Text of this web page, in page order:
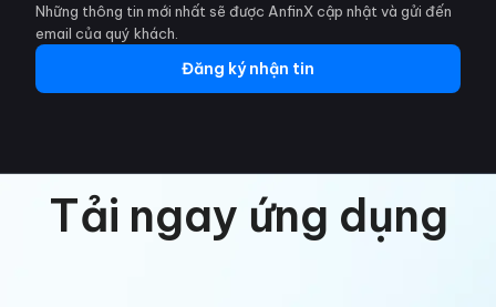
Những thông tin mới nhất sẽ được AnfinX cập nhật và gửi đến
email của quý khách.
Đăng ký nhận tin
Tải ngay ứng dụng